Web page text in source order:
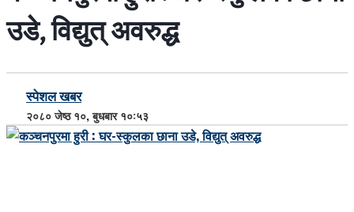
उडे, विद्युत् अवरुद्ध
स्पेशल खबर
२०८० जेष्ठ १०, बुधबार १०:५३